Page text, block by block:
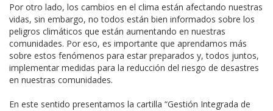
Por otro lado, los cambios en el clima están afectando nuestras
vidas, sin embargo, no todos están bien informados sobre los
peligros climáticos que están aumentando en nuestras
comunidades. Por eso, es importante que aprendamos más
sobre estos fenómenos para estar preparados y, todos juntos,
implementar medidas para la reducción del riesgo de desastres
en nuestras comunidades.
En este sentido presentamos la cartilla “Gestión Integrada de